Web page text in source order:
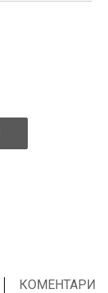
КОМЕНТАРИ